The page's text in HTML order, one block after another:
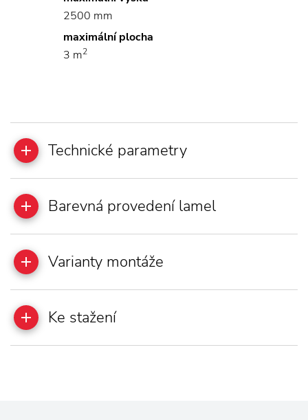
2500 mm
maximální plocha
3 m2
Technické parametry
Barevná provedení lamel
Varianty montáže
Ke stažení